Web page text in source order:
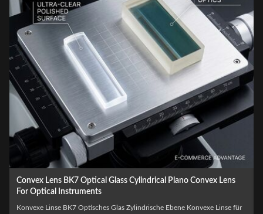
Lens
Linse für
Plano-konvexe zylinderförmige Infrarotlaser-
Flächenkonvexe zylindrische Infrarot-Laserkollimatorlinse
Produktübersicht Der Herstellungsprozess für